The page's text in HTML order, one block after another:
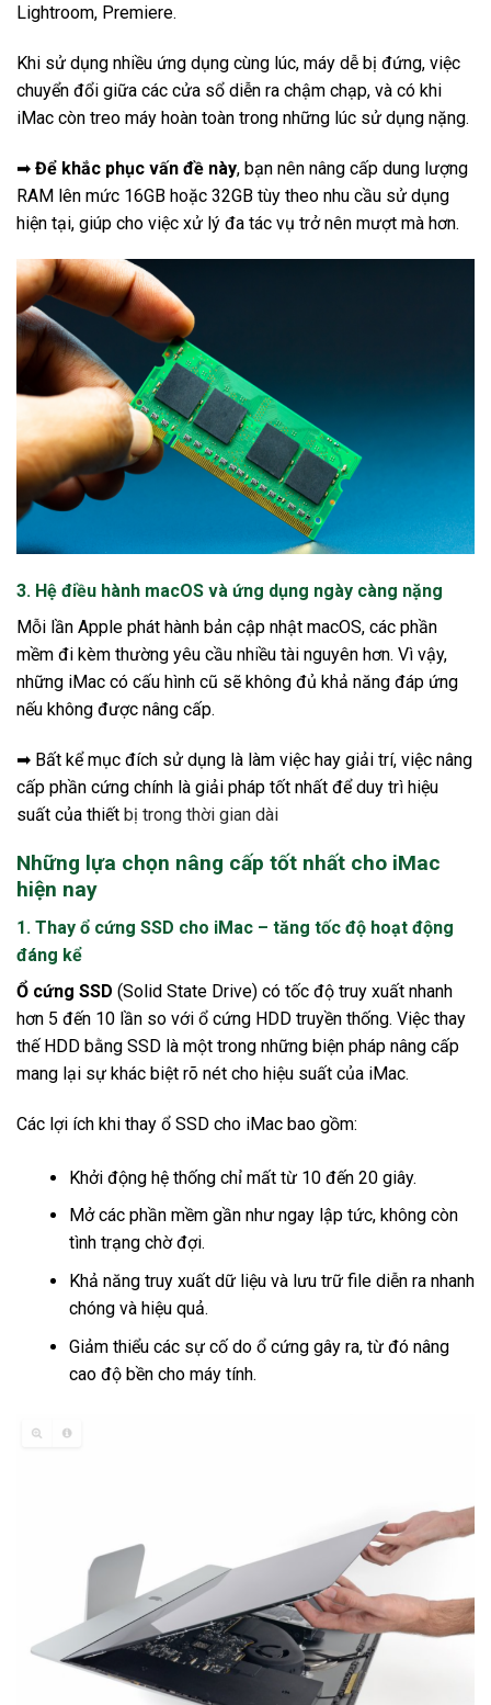
Lightroom, Premiere.
Khi sử dụng nhiều ứng dụng cùng lúc, máy dễ bị đứng, việc
chuyển đổi giữa các cửa sổ diễn ra chậm chạp, và có khi
iMac còn treo máy hoàn toàn trong những lúc sử dụng nặng.
➡ Để khắc phục vấn đề này, bạn nên nâng cấp dung lượng
RAM lên mức 16GB hoặc 32GB tùy theo nhu cầu sử dụng
hiện tại, giúp cho việc xử lý đa tác vụ trở nên mượt mà hơn.
3. Hệ điều hành macOS và ứng dụng ngày càng nặng
Mỗi lần Apple phát hành bản cập nhật macOS, các phần
mềm đi kèm thường yêu cầu nhiều tài nguyên hơn. Vì vậy,
những iMac có cấu hình cũ sẽ không đủ khả năng đáp ứng
nếu không được nâng cấp.
➡ Bất kể mục đích sử dụng là làm việc hay giải trí, việc nâng
cấp phần cứng chính là giải pháp tốt nhất để duy trì hiệu
suất của thiết bị trong thời gian dài
Những lựa chọn nâng cấp tốt nhất cho iMac
hiện nay
1. Thay ổ cứng SSD cho iMac – tăng tốc độ hoạt động
đáng kể
Ổ cứng SSD (Solid State Drive) có tốc độ truy xuất nhanh
hơn 5 đến 10 lần so với ổ cứng HDD truyền thống. Việc thay
thế HDD bằng SSD là một trong những biện pháp nâng cấp
mang lại sự khác biệt rõ nét cho hiệu suất của iMac.
Các lợi ích khi thay ổ SSD cho iMac bao gồm:
Khởi động hệ thống chỉ mất từ 10 đến 20 giây.
Mở các phần mềm gần như ngay lập tức, không còn
tình trạng chờ đợi.
Khả năng truy xuất dữ liệu và lưu trữ file diễn ra nhanh
chóng và hiệu quả.
Giảm thiểu các sự cố do ổ cứng gây ra, từ đó nâng
cao độ bền cho máy tính.